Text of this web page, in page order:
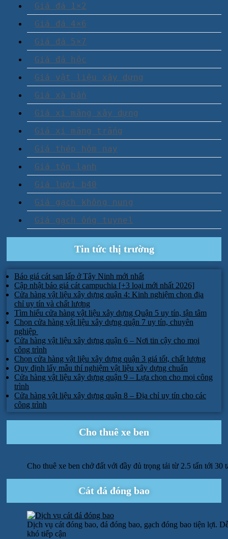
Giá đá 1×2
Giá đá 4×6
Giá đá 5×7
Giá đá hộc
Giá vật liệu xây dựng
Giá xà bần
Giá xi măng xây dựng
Giá xi măng trắng
Giá thép hôm nay
Giá tôn lạnh
Giá lưới b40
Giá gạch không nung
Giá gạch ống tuynel
Tin tức thị trường
Báo giá cát san lấp ở Tây Ninh mới nhất
Cập nhật báo giá cát campuchia [+3 loại mới nhất 2026]
Cửa hàng vật liệu xây dựng quận 4: Kinh nghiệm chọn địa
chỉ uy tín và chất lượng
Tìm hiểu cửa hàng vật liệu xây dựng Quận 5 uy tín, tận tâm
Chọn cửa hàng vật liệu xây dựng quận 7 uy tín, chuyên
nghiệp
Cửa hàng vật liệu xây dựng quận 6 – Nơi tin cậy cho mọi
công trình
Chọn cửa hàng vật liệu xây dựng quận 3 giá tốt, chất lượng
Quy định lấy mẫu thí nghiệm vật liệu xây dựng chuẩn
Cửa hàng vật liệu xây dựng quận 9 – Lựa chọn cho mọi công
trình
Cửa hàng vật liệu xây dựng quận 8 – Địa chỉ uy tín cho các
công trình
Cho thuê xe ben
Cho thuê xe ben chở đất với đầy đủ trọng tải từ 2.5 tấn tới 30
Cát đá đóng bao
Dịch vụ cát đóng bao, đá đóng bao, gạch đóng bao tiện lợi.
khó tiếp cận